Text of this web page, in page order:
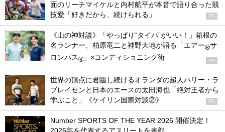
面のリーチマイケルと内村航平が本音で語り合った競
技愛「好きだから、続けられる」
PR
《山の神対談》「やっぱり“タイパ”がいい！」箱根の
名ランナー、柏原竜二と神野大地が語る「エアー®サ
ロンパス® 」×コンディショニング術 PR
世界の頂点に君臨し続けるオランダの超人ハリー・ラ
ブレイセンと日本のエースの太田海也「絶対王者から
学ぶこと」《ケイリン国際対談②》
PR
Number SPORTS OF THE YEAR 2026 開催決定！